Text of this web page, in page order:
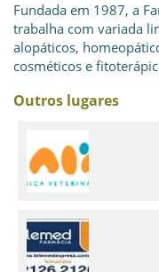
Fundada em 1987, a
trabalha com variada
alopáticos,
cosméticos e
Outros lugares